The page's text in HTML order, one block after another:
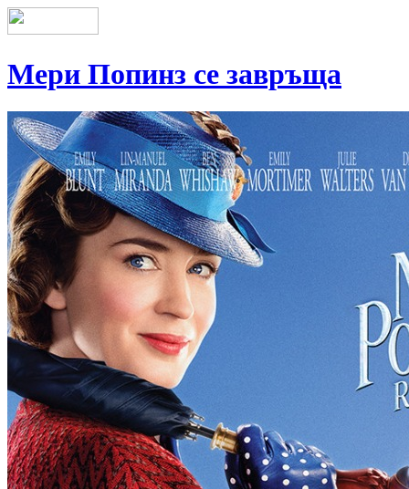
Мери Попинз се завръща